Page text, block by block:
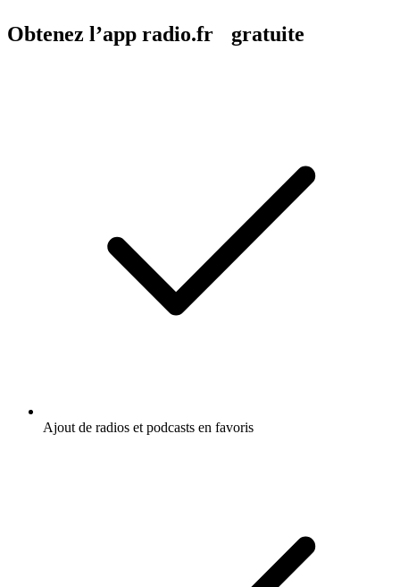
Obtenez l’app radio.fr gratuite
Ajout de radios et podcasts en favoris